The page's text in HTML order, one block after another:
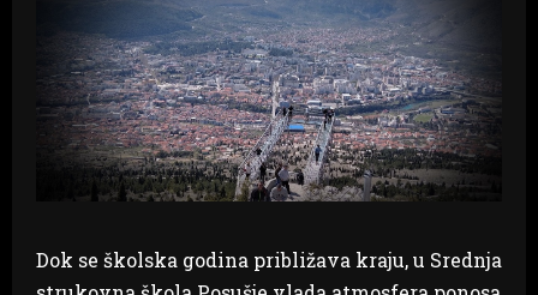
Dok se školska godina približava kraju, u Srednja